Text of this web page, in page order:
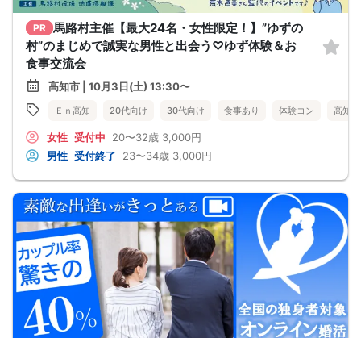
PR 馬路村主催【最大24名・女性限定！】”ゆずの
村”のまじめで誠実な男性と出会う♡ゆず体験＆お
食事交流会
高知市 | 10月3日(土) 13:30〜
Ｅｎ高知 20代向け 30代向け 食事あり 体験コン 高知県
女性 受付中 20〜32歳 3,000円
男性 受付終了 23〜34歳 3,000円